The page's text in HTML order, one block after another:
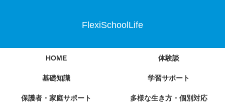
FlexiSchoolLife
HOME 体験談
基礎知識 学習サポート
保護者・家庭サポート 多様な生き方・個別対応